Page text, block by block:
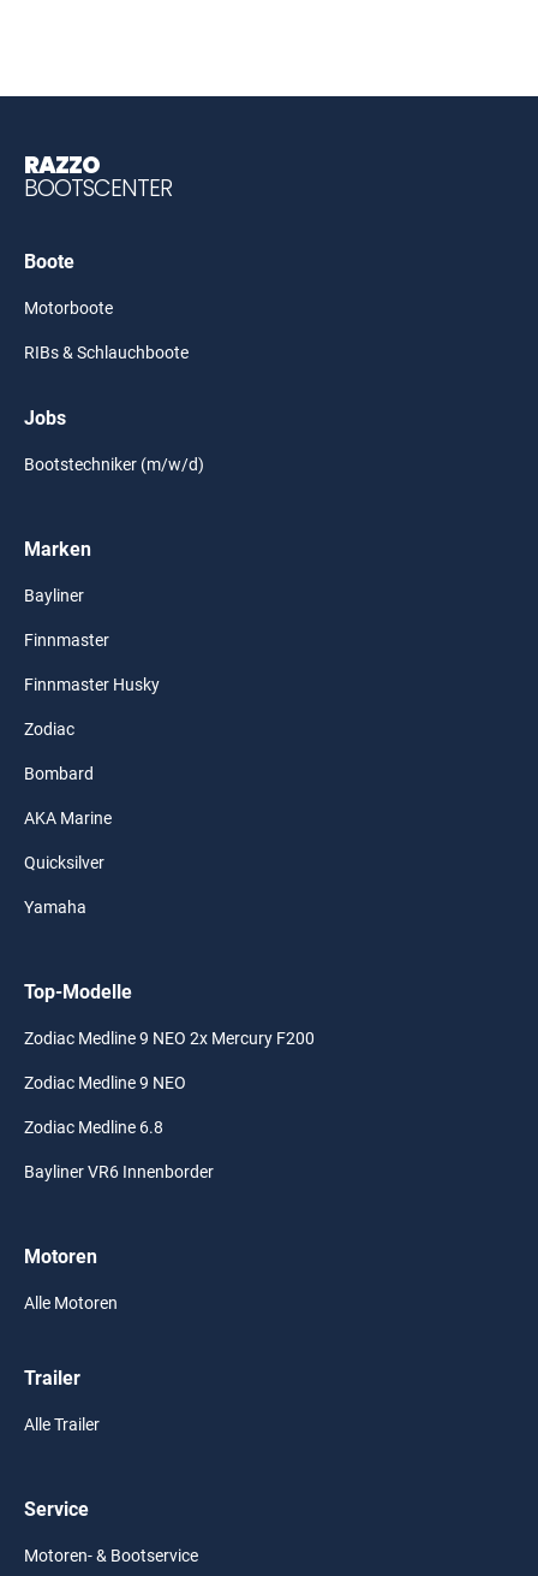
RAZZO
BOOTSCENTER
Boote
Motorboote
RIBs & Schlauchboote
Jobs
Bootstechniker (m/w/d)
Marken
Bayliner
Finnmaster
Finnmaster Husky
Zodiac
Bombard
AKA Marine
Quicksilver
Yamaha
Top-Modelle
Zodiac Medline 9 NEO 2x Mercury F200
Zodiac Medline 9 NEO
Zodiac Medline 6.8
Bayliner VR6 Innenborder
Motoren
Alle Motoren
Trailer
Alle Trailer
Service
Motoren- & Bootservice